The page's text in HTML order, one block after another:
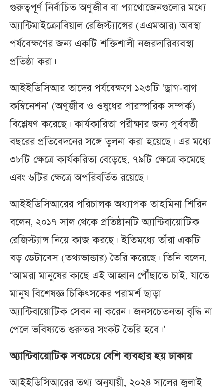
গুরুত্বপূর্ণ নির্বাচিত অণুজীব বা প্যাথোজেনগুলোর মধ্যে
অ্যান্টিমাইক্রোবিয়াল রেজিস্ট্যান্সের (এএমআর) অবস্থা
পর্যবেক্ষণের জন্য একটি শক্তিশালী নজরদারিব্যবস্থা
প্রতিষ্ঠা করা।
আইইডিসিআর তাদের পর্যবেক্ষণে ১২৩টি ‘ড্রাগ-বাগ
কম্বিনেশন’ (অণুজীব ও ওষুধের পারস্পরিক সম্পর্ক)
বিশ্লেষণ করেছে। কার্যকারিতা পরীক্ষার জন্য পূর্ববর্তী
বছরের প্রতিবেদনের সঙ্গে তুলনা করা হয়েছে। এর মধ্যে
৩৮টি ক্ষেত্রে কার্যকরিতা বেড়েছে, ৭৯টি ক্ষেত্রে কমেছে
এবং ৬টির ক্ষেত্রে অপরিবর্তিত রয়েছে।
আইইডিসিআরের পরিচালক অধ্যাপক তাহমিনা শিরিন
বলেন, ২০১৭ সাল থেকে প্রতিষ্ঠানটি অ্যান্টিবায়োটিক
রেজিস্ট্যান্স নিয়ে কাজ করছে। ইতিমধ্যে তাঁরা একটি
বড় ডেটাবেস (তথ্যভান্ডার) তৈরি করেছে। তিনি বলেন,
‘আমরা মানুষের কাছে এই আহ্বান পৌঁছাতে চাই, যাতে
মানুষ বিশেষজ্ঞ চিকিৎসকের পরামর্শ ছাড়া
অ্যান্টিবায়োটিক সেবন না করেন। জনসচেতনতা বৃদ্ধি না
পেলে ভবিষ্যতে গুরুতর সংকট তৈরি হবে।’
অ্যান্টিবায়োটিক সবচেয়ে বেশি ব্যবহার হয় ঢাকায়
আইইডিসিআরের তথ্য অনুযায়ী, ২০২৪ সালের জুলাই